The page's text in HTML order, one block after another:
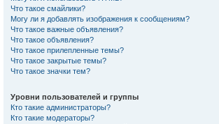
Что такое смайлики?
Могу ли я добавлять изображения к сообщениям?
Что такое важные объявления?
Что такое объявления?
Что такое прилепленные темы?
Что такое закрытые темы?
Что такое значки тем?
Уровни пользователей и группы
Кто такие администраторы?
Кто такие модераторы?